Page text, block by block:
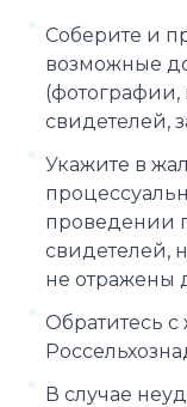
Соберите и
возможные
(фотографии,
свидетелей,
Укажите в
проведении
свидетелей,
не отражены
Обратитесь
В случае